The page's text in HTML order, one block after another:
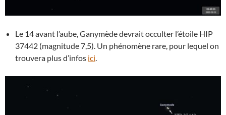
Le 14 avant l’aube, Ganymède devrait occulter l’étoile HIP
37442 (magnitude 7,5). Un phénomène rare, pour lequel on
trouvera plus d’infos ici.